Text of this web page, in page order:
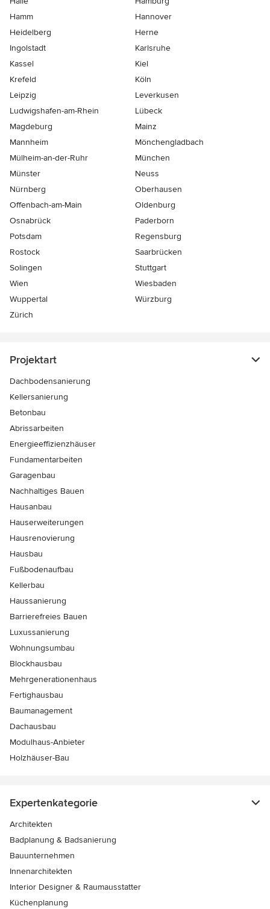
Hamm
Hannover
Heidelberg
Herne
Ingolstadt
Karlsruhe
Kassel
Kiel
Krefeld
Köln
Leipzig
Leverkusen
Ludwigshafen-am-Rhein
Lübeck
Magdeburg
Mainz
Mannheim
Mönchen­gladbach
Mülheim-an-der-Ruhr
München
Münster
Neuss
Nürnberg
Oberhausen
Offenbach-am-Main
Oldenburg
Osnabrück
Paderborn
Potsdam
Regensburg
Rostock
Saarbrücken
Solingen
Stuttgart
Wien
Wiesbaden
Wuppertal
Würzburg
Zürich
Projektart
Dachbodensanierung
Kellersanierung
Betonbau
Abrissarbeiten
Energieeffizienzhäuser
Fundamentarbeiten
Garagenbau
Nachhaltiges Bauen
Hausanbau
Hauserweiterungen
Hausrenovierung
Hausbau
Fußbodenaufbau
Kellerbau
Haussanierung
Barrierefreies Bauen
Luxussanierung
Wohnungsumbau
Blockhausbau
Mehrgenerationenhaus
Fertighausbau
Baumanagement
Dachausbau
Modulhaus-Anbieter
Holzhäuser-Bau
Expertenkategorie
Architekten
Badplanung & Badsanierung
Bauunternehmen
Innenarchitekten
Interior Designer & Raumausstatter
Küchenplanung